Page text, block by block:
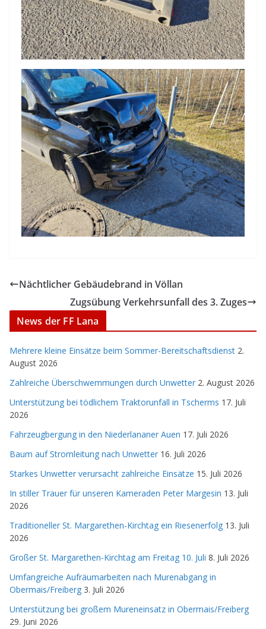
Nächtlicher Gebäudebrand in Völlan
Zugsübung Verkehrsunfall des 3. Zuges
News der FF Lana
Mehrere kleine Einsätze beim Sommer-Bereitschaftsdienst 2.
August 2026
Zahlreiche Überschwemmungen durch Unwetter 2. August 2026
Unterstützung bei tödlichem Traktorunfall in Tscherms 17. Juli
2026
Fahrzeugbergung in den Niederlananer Auen 17. Juli 2026
Baum auf Stromleitung nach Unwetter 16. Juli 2026
Starkes Unwetter verursacht zahlreiche Einsätze 15. Juli 2026
In stiller Trauer für unseren Kameraden Peter Margesin 13. Juli
2026
Traditioneller St. Margarethen-Kirchtag ein Riesenerfolg 13. Juli
2026
Großer St. Margarethen-Kirchtag am Freitag 10. Juli 8. Juli 2026
Umfangreiche Aufräumarbeiten nach Murenabgang in
Obermais/Freiberg 3. Juli 2026
Unterstützung bei großem Mureneinsatz in Obermais/Freiberg
29. Juni 2026